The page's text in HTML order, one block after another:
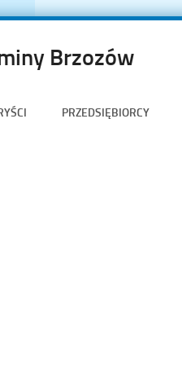
Brzozów
PRZEDSIĘBIORCY